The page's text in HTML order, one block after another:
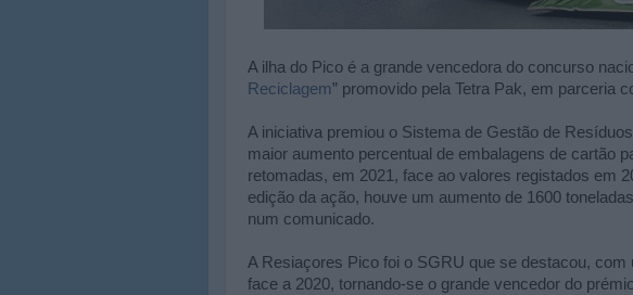
A ilha do Pico é a grande vencedora do concurso
Reciclagem” promovido pela Tetra Pak, em parceria
A iniciativa premiou o Sistema de Gestão de
maior aumento percentual de embalagens de cartão
retomadas, em 2021, face ao valores registados em
edição da ação, houve um aumento de 1600
num comunicado.
A Resiaçores Pico foi o SGRU que se destacou, com
face a 2020, tornando-se o grande vencedor do